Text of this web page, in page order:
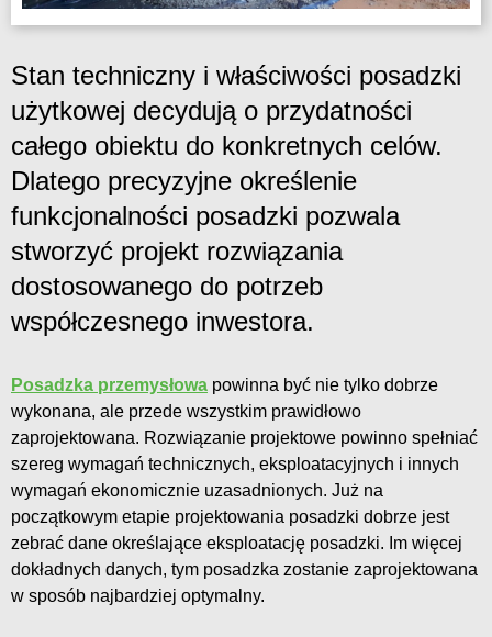
Stan techniczny i właściwości posadzki
użytkowej decydują o przydatności
całego obiektu do konkretnych celów.
Dlatego precyzyjne określenie
funkcjonalności posadzki pozwala
stworzyć projekt rozwiązania
dostosowanego do potrzeb
współczesnego inwestora.
Posadzka przemysłowa powinna być nie tylko dobrze
wykonana, ale przede wszystkim prawidłowo
zaprojektowana. Rozwiązanie projektowe powinno spełniać
szereg wymagań technicznych, eksploatacyjnych i innych
wymagań ekonomicznie uzasadnionych. Już na
początkowym etapie projektowania posadzki dobrze jest
zebrać dane określające eksploatację posadzki. Im więcej
dokładnych danych, tym posadzka zostanie zaprojektowana
w sposób najbardziej optymalny.